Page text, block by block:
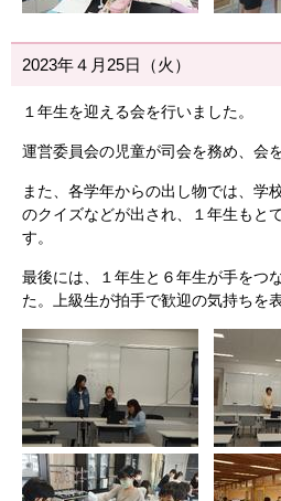
2023年４月25日（火）
１年生を迎える会を行いました。
運営委員会の児童が司会を務め、会
また、各学年からの出し物では、学
のクイズなどが出され、１年生もと
す。
最後には、１年生と６年生が手をつ
た。上級生が拍手で歓迎の気持ちを